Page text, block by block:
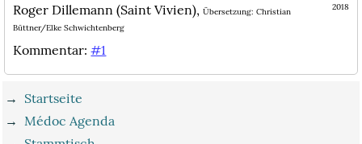
2018
Roger Dillemann (Saint Vivien),Übersetzung: Christian
Büttner/Elke Schwichtenberg
Kommentar:#1
→ Startseite
→ Médoc Agenda